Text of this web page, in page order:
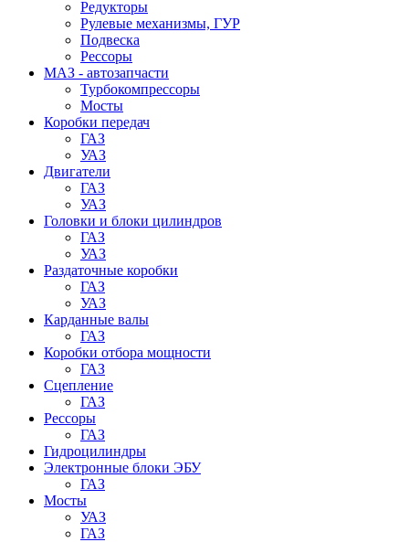
Редукторы
Рулевые механизмы, ГУР
Подвеска
Рессоры
МАЗ - автозапчасти
Турбокомпрессоры
Мосты
Коробки передач
ГАЗ
УАЗ
Двигатели
ГАЗ
УАЗ
Головки и блоки цилиндров
ГАЗ
УАЗ
Раздаточные коробки
ГАЗ
УАЗ
Карданные валы
ГАЗ
Коробки отбора мощности
ГАЗ
Сцепление
ГАЗ
Рессоры
ГАЗ
Гидроцилиндры
Электронные блоки ЭБУ
ГАЗ
Мосты
УАЗ
ГАЗ